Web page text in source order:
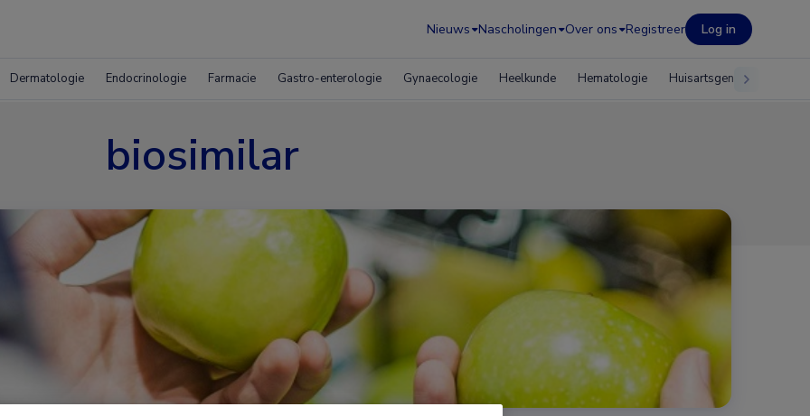
Nieuws Nascholingen Over ons Registreer Log in
Dermatologie Endocrinologie Farmacie Gastro-enterologie Gynaecologie Heelkunde Hematologie Huisartsgeneeskunde
biosimilar